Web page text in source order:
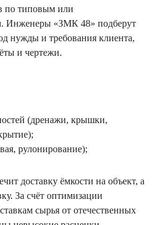
по типовым или
Инженеры «ЗМК 48» подберут
нужды и требования клиента,
и чертежи.
(дренажи, крышки,
рулонирование);
доставку ёмкости на объект, а
За счёт оптимизации
сырья от отечественных